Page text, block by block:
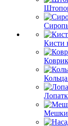
Кисти
Мешки